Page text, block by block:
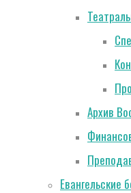
Архив
Евангельские